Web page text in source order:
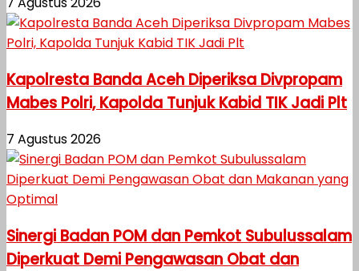
Kapolresta Banda Aceh Diperiksa Divpropam
Mabes Polri, Kapolda Tunjuk Kabid TIK Jadi Plt
7 Agustus 2026
Sinergi Badan POM dan Pemkot Subulussalam
Diperkuat Demi Pengawasan Obat dan